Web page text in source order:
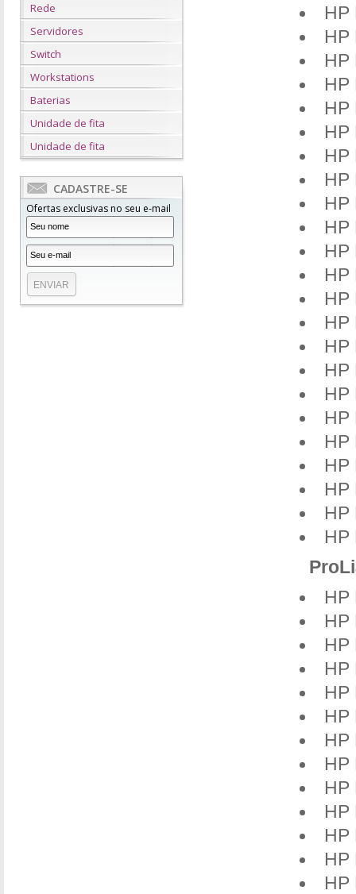
Rede
Servidores
Switch
Workstations
Baterias
Unidade de fita
Unidade de fita
CADASTRE-SE
Ofertas exclusivas no seu e-mail
HP
HP
HP
HP
HP
HP
HP
HP
HP
HP
HP
HP
HP
HP
HP
HP
HP
HP
HP
HP
HP
HP
HP
HP
HP
HP
HP
HP
HP
HP
HP
HP
HP
HP
HP
HP